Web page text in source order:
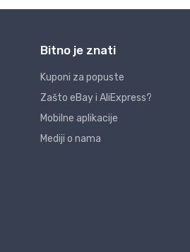
Bitno je znati
Kuponi za popuste
Zašto eBay i AliExpress?
Mobilne aplikacije
Mediji o nama